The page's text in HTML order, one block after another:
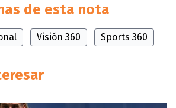
de esta nota
Visión 360 Sports 360